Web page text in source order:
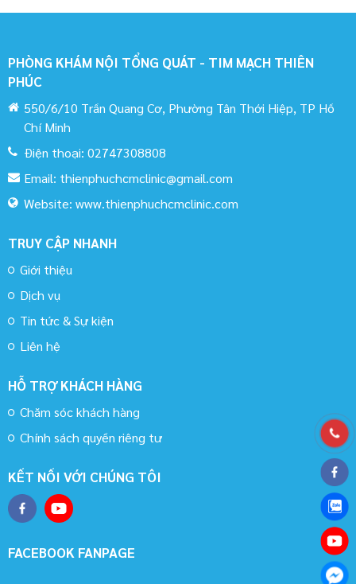
PHÒNG KHÁM NỘI TỔNG QUÁT - TIM MẠCH THIÊN
PHÚC
550/6/10 Trần Quang Cơ, Phường Tân Thới Hiệp, TP Hồ
Chí Minh
Điện thoại: 02747308808
Email: thienphuchcmclinic@gmail.com
Website: www.thienphuchcmclinic.com
TRUY CẬP NHANH
Giới thiệu
Dịch vụ
Tin tức & Sự kiện
Liên hệ
HỖ TRỢ KHÁCH HÀNG
Chăm sóc khách hàng
Chính sách quyền riêng tư
KẾT NỐI VỚI CHÚNG TÔI
FACEBOOK FANPAGE